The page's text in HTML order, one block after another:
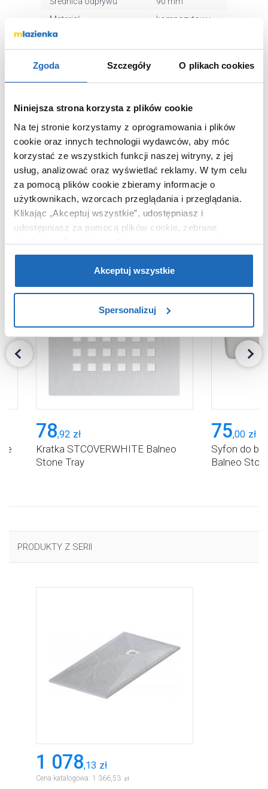
Zgoda Szczegóły O plikach cookies
Niniejsza strona korzysta z plików cookie
Na tej stronie korzystamy z oprogramowania i plików
cookie oraz innych technologii wydawców, aby móc
korzystać ze wszystkich funkcji naszej witryny, z jej
usług, analizować oraz wyświetlać reklamy. W tym celu
za pomocą plików cookie zbieramy informacje o
użytkownikach, wzorcach przeglądania i przeglądania.
Klikając „Akceptuj wszystkie”, udostępniasz i
udostępniasz za pomocą plików cookie, zebrane
informacje dla użytkowników zewnętrznych, a także nasi
partnerzy reklamowi.Jeśli chcesz, włącz „Tylko
wymagane pliki cookie”.Pamiętaj jednak, że
zablokowane niektóre pliki cookie mogą mieć wpływ na
Aby uzyskać więcej informacji na temat plików plików
cookie, kliknij „Ustawienia plików cookie”.
Jeśli chcesz
uzyskać więcej informacji na temat plików cookie i tego,
Akceptuj wszystkie
Spersonalizuj
Materiał
kompozytowy
Dłuższy bok
5904365741194
opakowaniem
Dane producenta
Zobacz
WARTO DOKUPIĆ
78,92 zł
Kratka STCOVERWHITE Balneo
Stone Tray
75,00 zł
Syfon do
Balneo
PRODUKTY Z SERII
1 078,13 zł
Cena katalogowa: 1 366 53 zł